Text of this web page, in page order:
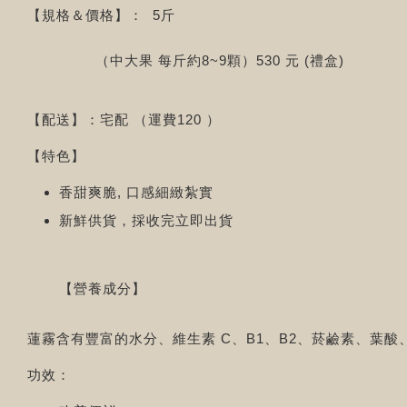
【規格＆價格】： 5斤
（中大果 每斤約8~9顆）530 元 (禮盒)
【配送】：宅配 （運費120 ）
【特色】
香甜爽脆, 口感細緻紮實
新鮮供貨，採收完立即出貨
【營養成分】
蓮霧含有豐富的水分、維生素 C、B1、B2、菸鹼素、葉酸
功效：